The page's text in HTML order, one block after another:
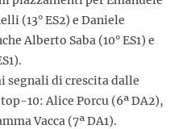
(13° ES2) e Daniele
Alberto Saba (10° ES1) e
segnali di crescita dalle
10: Alice Porcu (6ª DA2),
Vacca (7ª DA1).